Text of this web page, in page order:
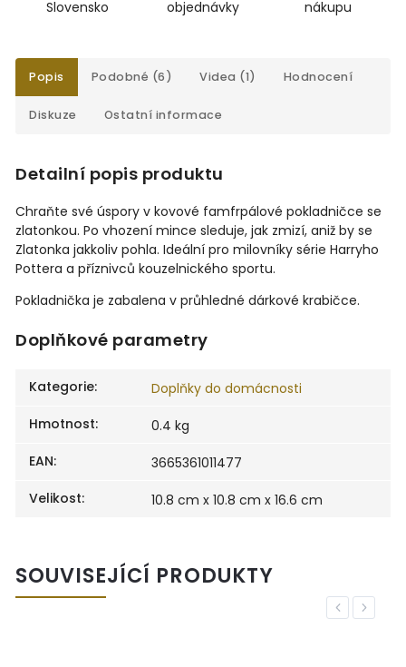
Slovensko
objednávky
nákupu
Popis Podobné (6) Videa (1) Hodnocení
Diskuze Ostatní informace
Detailní popis produktu
Chraňte své úspory v kovové famfrpálové pokladničce se
zlatonkou. Po vhození mince sleduje, jak zmizí, aniž by se
Zlatonka jakkoliv pohla. Ideální pro milovníky série Harryho
Pottera a příznivců kouzelnického sportu.
Pokladnička je zabalena v průhledné dárkové krabičce.
Doplňkové parametry
Kategorie:
Doplňky do domácnosti
Hmotnost:
0.4 kg
EAN:
3665361011477
Velikost: 10.8 cm x 10.8 cm x 16.6 cm
SOUVISEJÍCÍ PRODUKTY
Previous
Next